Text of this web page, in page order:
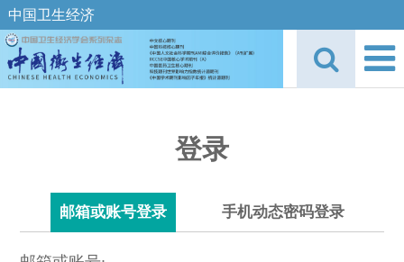
中国卫生经济
登录
邮箱或账号登录 手机动态密码登录